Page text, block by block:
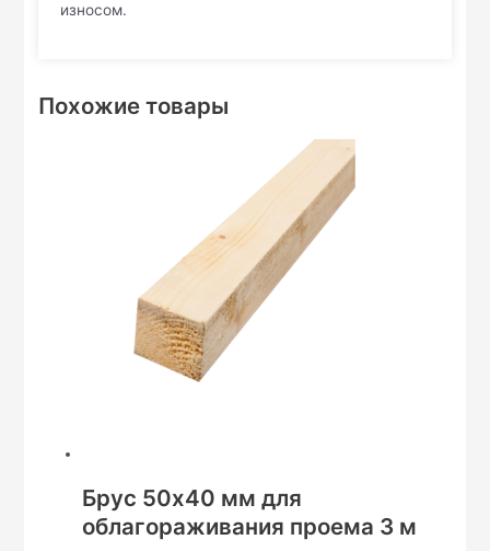
износом.
Похожие товары
Брус 50х40 мм для
облагораживания проема 3 м